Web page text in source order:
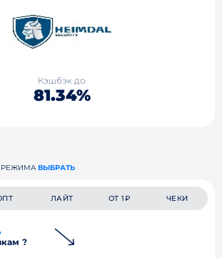
Кэшбэк до
81.34%
РЕЖИМА ВЫБРАТЬ
ЛАЙТ ОТ 1₽ ЧЕКИ
?